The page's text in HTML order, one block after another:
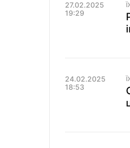
27.02.2025
19:29
24.02.2025
18:53